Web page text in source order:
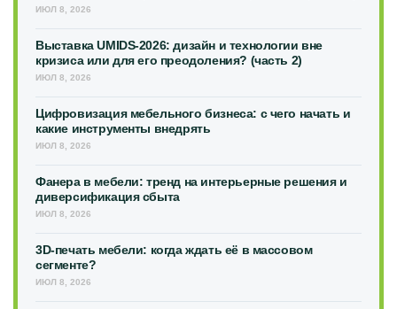
ИЮЛ 8, 2026
Выставка UMIDS-2026: дизайн и технологии вне
кризиса или для его преодоления? (часть 2)
ИЮЛ 8, 2026
Цифровизация мебельного бизнеса: с чего начать и
какие инструменты внедрять
ИЮЛ 8, 2026
Фанера в мебели: тренд на интерьерные решения и
диверсификация сбыта
ИЮЛ 8, 2026
3D-печать мебели: когда ждать её в массовом
сегменте?
ИЮЛ 8, 2026